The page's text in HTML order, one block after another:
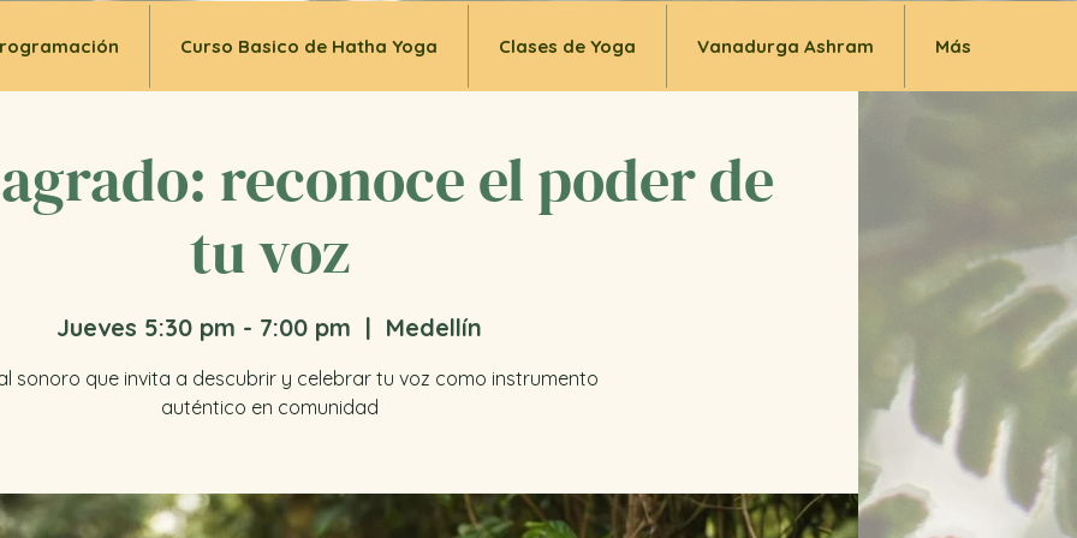
Curso Basico de Hatha Yoga Clases de Yoga Vanadurga Ashram Más
reconoce el poder de
tu voz
Jueves 5:30 pm - 7:00 pm
  |
Medellín
sonoro que invita a descubrir y celebrar tu voz como instrumento
auténtico en comunidad